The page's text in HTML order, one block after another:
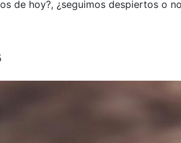
de hoy?, ¿seguimos despiertos o